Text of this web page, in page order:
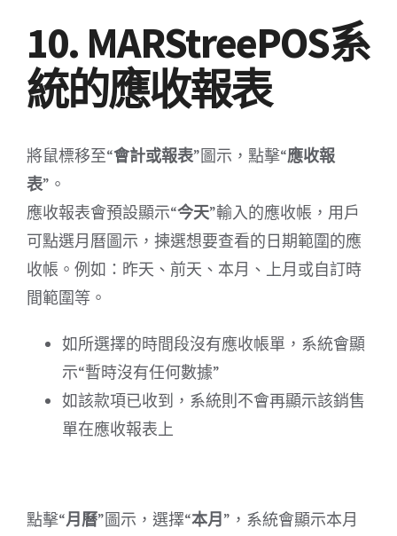
10. MARStreePOS系
統的應收報表
將鼠標移至“會計或報表”圖示，點擊“應收報
表”。
應收報表會預設顯示“今天”輸入的應收帳，用戶
可點選月曆圖示，揀選想要查看的日期範圍的應
收帳。例如：昨天、前天、本月、上月或自訂時
間範圍等。
如所選擇的時間段沒有應收帳單，系統會顯
示“暫時沒有任何數據”
如該款項已收到，系統則不會再顯示該銷售
單在應收報表上
點擊“月曆”圖示，選擇“本月 ”，系統會顯示本月